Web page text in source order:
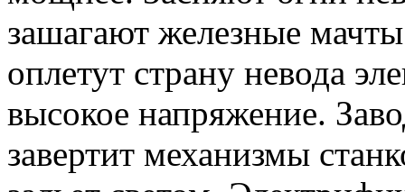
зашагают железные
оплетут страну невода
высокое напряжение.
завертит механизмы